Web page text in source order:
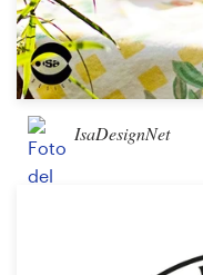
IsaDesignNet